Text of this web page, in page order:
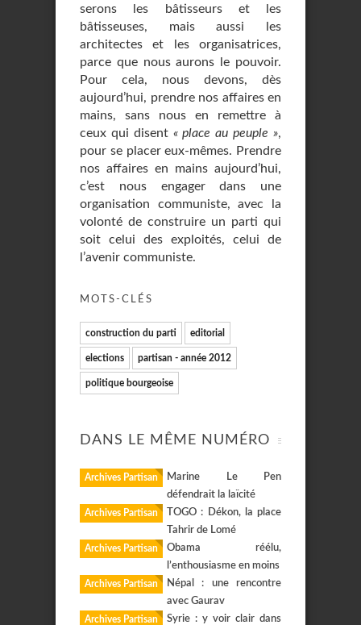
serons les bâtisseurs et les
bâtisseuses, mais aussi les
architectes et les organisatrices,
parce que nous aurons le pouvoir.
Pour cela, nous devons, dès
aujourd’hui, prendre nos affaires en
mains, sans nous en remettre à
ceux qui disent « place au peuple »,
pour se placer eux-mêmes. Prendre
nos affaires en mains aujourd’hui,
c’est nous engager dans une
organisation communiste, avec la
volonté de construire un parti qui
soit celui des exploités, celui de
l’avenir communiste.
MOTS-CLÉS
construction du parti editorial
elections partisan - année 2012
politique bourgeoise
DANS LE MÊME NUMÉRO
Archives Partisan
Marine Le Pen
défendrait la laïcité
Archives Partisan
TOGO : Dékon, la place
Tahrir de Lomé
Archives Partisan
Obama réélu,
l’enthousiasme en moins
Archives Partisan
Népal : une rencontre
avec Gaurav
Archives Partisan
Syrie : y voir clair dans